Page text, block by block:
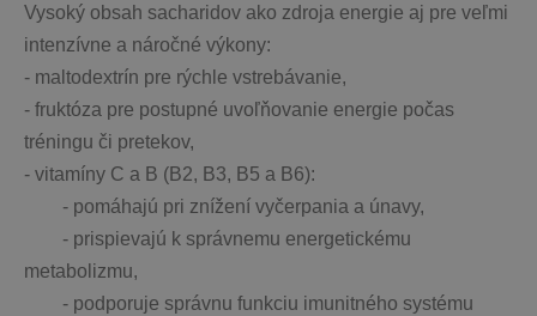
Vysoký obsah sacharidov ako zdroja energie aj pre veľmi
intenzívne a náročné výkony:
- maltodextrín pre rýchle vstrebávanie,
- fruktóza pre postupné uvoľňovanie energie počas
tréningu či pretekov,
- vitamíny C a B (B2, B3, B5 a B6):
	- pomáhajú pri znížení vyčerpania a únavy,
metabolizmu,